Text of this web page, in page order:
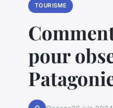
TOURISME
pour